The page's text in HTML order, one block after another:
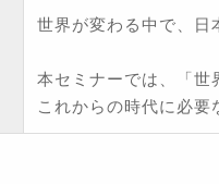
世界が変わる中で、日
本セミナーでは、「世
これからの時代に必要